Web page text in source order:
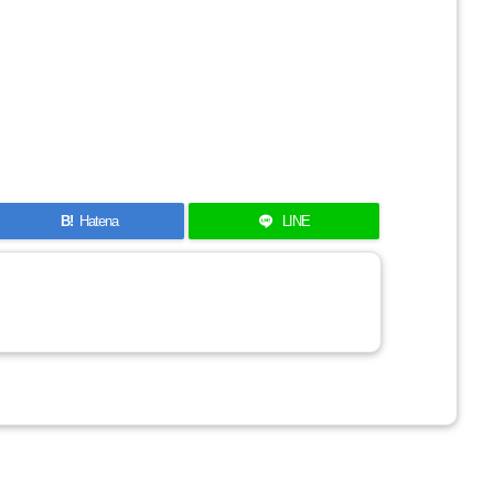
B! Hatena LINE